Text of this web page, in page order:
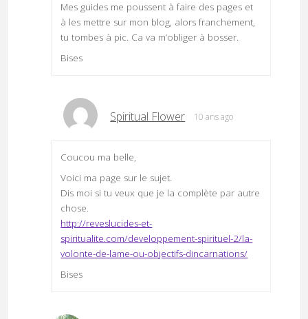
Mes guides me poussent à faire des pages et
à les mettre sur mon blog, alors franchement,
tu tombes à pic. Ca va m’obliger à bosser.
Bises
Spiritual Flower 10 ans ago
Coucou ma belle,
Voici ma page sur le sujet.
Dis moi si tu veux que je la complète par autre
chose.
http://reveslucides-et-
spiritualite.com/developpement-spirituel-2/la-
volonte-de-lame-ou-objectifs-dincarnations/
Bises